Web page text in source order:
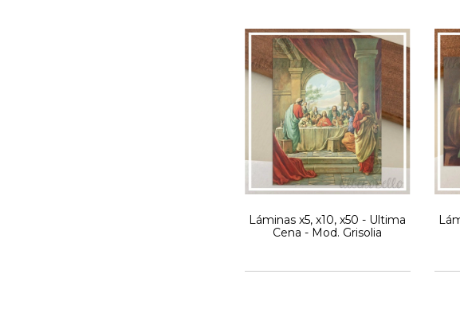
Láminas x5, x10, x50 - Ultima
Cena - Mod. Grisolia